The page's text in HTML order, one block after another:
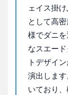
ェイス掛
として高
様でダニ
なスエー
トデザイ
演出しま
いており、